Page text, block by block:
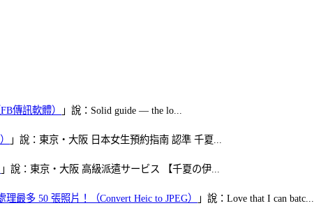
傳訊軟體） 」說：Solid guide — the lo...
」說：東京・大阪 日本女生預約指南 認準 千夏...
」說：東京・大阪 高級派遣サービス 【千夏の伊...
最多 50 張照片！（Convert Heic to JPEG） 」說：Love that I can batc...